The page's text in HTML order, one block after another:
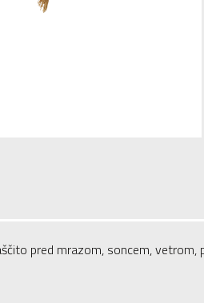
pred mrazom, soncem, vetrom,